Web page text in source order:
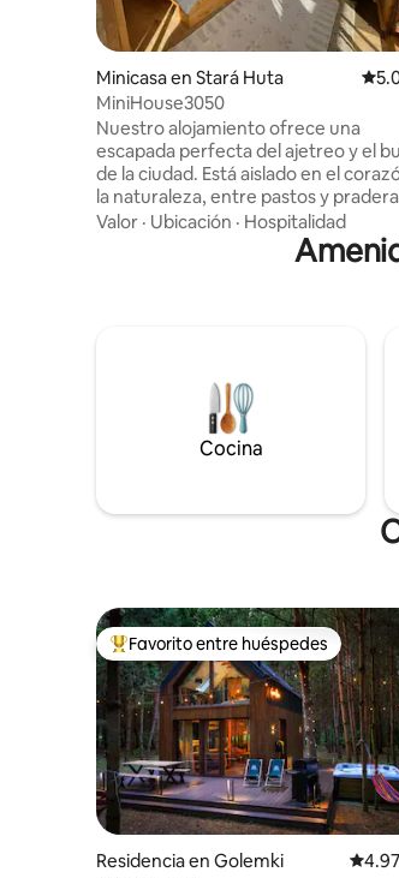
Minicasa en Stará Huta
MiniHouse3050
Nuestro alojamiento ofrece una
escapada perfecta del ajetreo y el
de la ciudad. Está aislado en el
la naturaleza, entre pastos y
ofrece comodidad y relajación.
experimentar un hermoso amanecer por
televisión. La terraza ofrece una
hermosa vista de los alrededores;
puedes observar aves y animales en
silencio Solo se permite que nos
Valor · Ubicación · Hospitalidad
Cocina
De los mejores en Favorito entre
Favorito entre huéspedes
Residencia en Golemki